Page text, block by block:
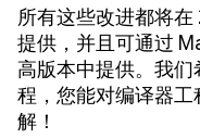
所有这些改进都将
提供，并且可通过
高版本中提供。我
程，您能对编译器
解！